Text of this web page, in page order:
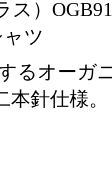
ス）
ツ
るオーガ
針仕様。